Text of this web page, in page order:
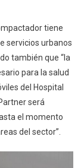
tiene
servicios urbanos
también que “la
para la salud
del Hospital
será
el momento
del sector”.